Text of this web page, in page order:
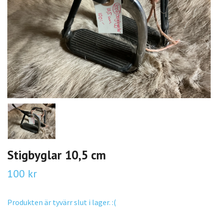
Stigbyglar 10,5 cm
100 kr
Produkten är tyvärr slut i lager. :(